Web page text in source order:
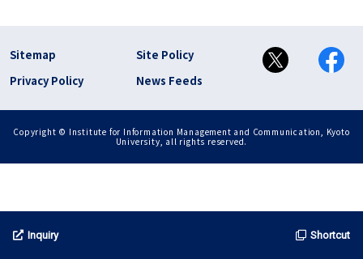
Inquiry Shortcut
フッター リンク(en)
Sitemap
Site Policy
Privacy Policy
News Feeds
Copyright © Institute for Information Management and Communication, Kyoto
University, all rights reserved.